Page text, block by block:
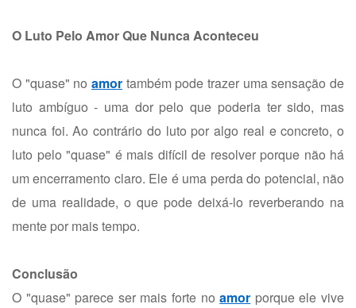
O Luto Pelo Amor Que Nunca Aconteceu
O "quase" no amor também pode trazer uma sensação de
luto ambíguo - uma dor pelo que poderia ter sido, mas
nunca foi. Ao contrário do luto por algo real e concreto, o
luto pelo "quase" é mais difícil de resolver porque não há
um encerramento claro. Ele é uma perda do potencial, não
de uma realidade, o que pode deixá-lo reverberando na
mente por mais tempo.
Conclusão
O "quase" parece ser mais forte noamor porque ele vive